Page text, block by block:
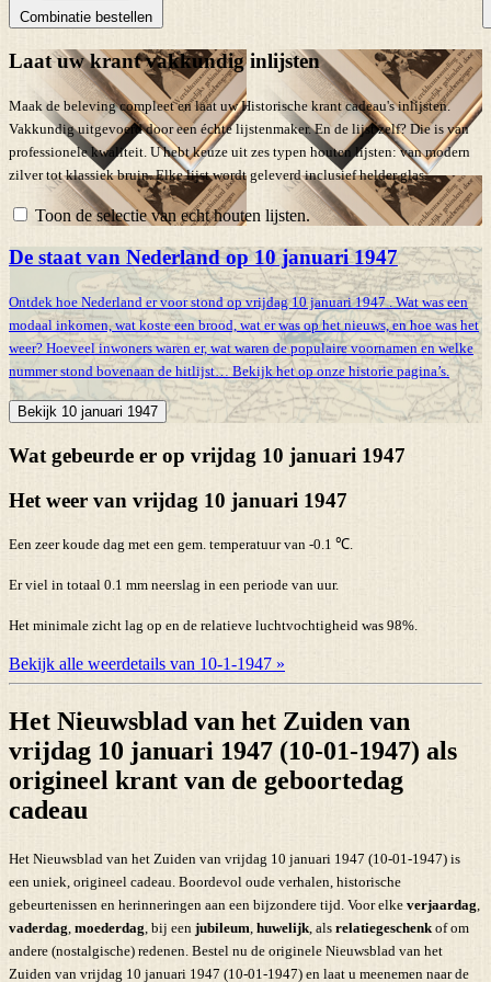
Combinatie bestellen
Laat uw krant vakkundig inlijsten
Maak de beleving compleet en laat uw Historische krant cadeau's inlijsten.
Vakkundig uitgevoerd door een échte lijstenmaker. En de lijst zelf? Die is van
professionele kwaliteit. U hebt keuze uit zes typen houten lijsten: van modern
zilver tot klassiek bruin. Elke lijst wordt geleverd inclusief helder glas.
Toon de selectie van echt houten lijsten.
De staat van Nederland op 10 januari 1947
Ontdek hoe Nederland er voor stond op vrijdag 10 januari 1947 . Wat was een
modaal inkomen, wat koste een brood, wat er was op het nieuws, en hoe was het
weer? Hoeveel inwoners waren er, wat waren de populaire voornamen en welke
nummer stond bovenaan de hitlijst… Bekijk het op onze historie pagina’s.
Bekijk 10 januari 1947
Wat gebeurde er op vrijdag 10 januari 1947
Het weer van vrijdag 10 januari 1947
Een zeer koude dag met een gem. temperatuur van -0.1 ℃.
Er viel in totaal 0.1 mm neerslag in een periode van uur.
Het minimale zicht lag op en de relatieve luchtvochtigheid was 98%.
Bekijk alle weerdetails van 10-1-1947 »
Het Nieuwsblad van het Zuiden van
vrijdag 10 januari 1947 (10-01-1947) als
origineel krant van de geboortedag
cadeau
Het Nieuwsblad van het Zuiden van vrijdag 10 januari 1947 (10-01-1947) is
een uniek, origineel cadeau. Boordevol oude verhalen, historische
gebeurtenissen en herinneringen aan een bijzondere tijd. Voor elke verjaardag,
vaderdag, moederdag, bij een jubileum, huwelijk, als relatiegeschenkof om
andere (nostalgische) redenen. Bestel nu de originele Nieuwsblad van het
Zuiden van vrijdag 10 januari 1947 (10-01-1947) en laat u meenemen naar de